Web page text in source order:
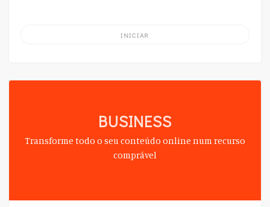
INICIAR
BUSINESS
Transforme todo o seu conteúdo online num recurso
comprável